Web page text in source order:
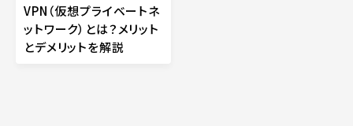
VPN（仮想プライベートネ
ットワーク）とは？メリット
とデメリットを解説